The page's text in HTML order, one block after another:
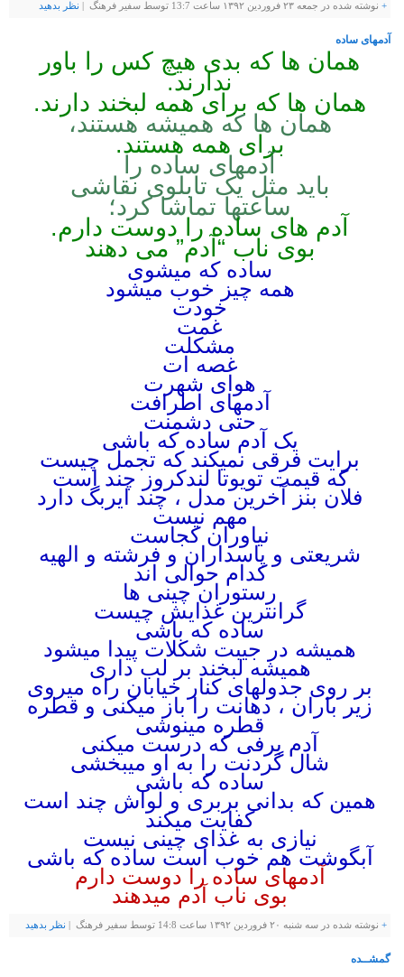
+ نوشته شده در جمعه ۲۳ فروردین ۱۳۹۲ ساعت 13:7 توسط سفیر فرهنگ | نظر بدهيد
آدمهای ساده
همان ها که بدی هیچ کس را باور
ندارند.
همان ها که برای همه لبخند دارند.
همان ها که همیشه هستند،
برای همه هستند.
آدمهای ساده را
باید مثل یک تابلوی نقاشی
ساعتها تماشا کرد؛
آدم های ساده را دوست دارم.
بوی ناب “ آدم” می دهند
ساده که میشوی
همه چیز خوب میشود
خودت
غمت
مشکلت
غصه ات
هوای شهرت
آدمهای اطرافت
حتی دشمنت
یک آدم ساده که باشی
برایت فرقی نمیکند که تجمل چیست
که قیمت تویوتا لندکروز چند است
فلان بنز آخرین مدل ، چند ایربگ دارد
مهم نیست
نیاوران کجاست
شریعتی و پاسداران و فرشته و الهیه
کدام حوالی اند
رستوران چینی ها
گرانترین غذایش چیست
ساده که باشی
همیشه در جیبت شکلات پیدا میشود
همیشه لبخند بر لب داری
بر روی جدولهای کنار خیابان راه میروی
زیر باران ، دهانت را باز میکنی و قطره
قطره مینوشی
آدم برفی که درست میکنی
شال گردنت را به او میبخشی
ساده که باشی
همین که بدانی بربری و لواش چند است
کفایت میکند
نیازی به غذای چینی نیست
آبگوشت هم خوب است ساده که باشی
آدمهای ساده را دوست دارم
بوی ناب آدم میدهند
+ نوشته شده در سه شنبه ۲۰ فروردین ۱۳۹۲ ساعت 14:8 توسط سفیر فرهنگ | نظر بدهيد
گمشــده